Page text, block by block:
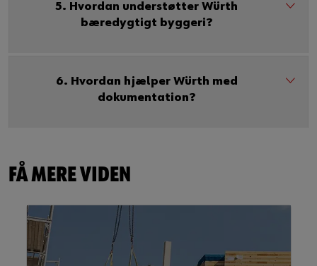
5. Hvordan understøtter Würth
bæredygtigt byggeri?
6. Hvordan hjælper Würth med
dokumentation?
FÅ MERE VIDEN